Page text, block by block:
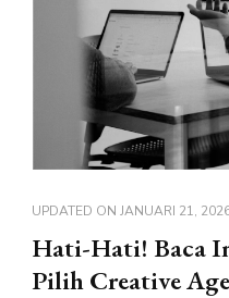
UPDATED ON JANUARI 21,
Hati-Hati! Baca
Pilih Creative